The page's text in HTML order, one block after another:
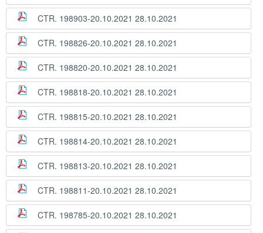
CTR. 198903-20.10.2021 28.10.2021
CTR. 198826-20.10.2021 28.10.2021
CTR. 198820-20.10.2021 28.10.2021
CTR. 198818-20.10.2021 28.10.2021
CTR. 198815-20.10.2021 28.10.2021
CTR. 198814-20.10.2021 28.10.2021
CTR. 198813-20.10.2021 28.10.2021
CTR. 198811-20.10.2021 28.10.2021
CTR. 198785-20.10.2021 28.10.2021